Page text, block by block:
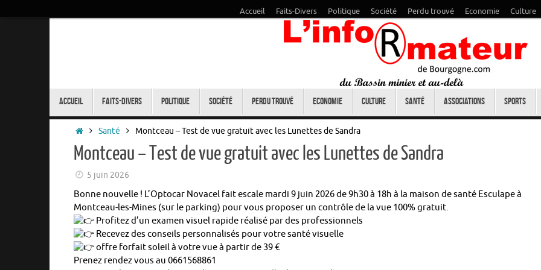
Accueil Faits-Divers Politique Société Perdu trouvé Economie Culture
Accueil Faits-Divers Politique Société Perdu trouvé Economie Culture Santé Associations Sports
Accueil
Santé Montceau – Test de vue gratuit avec les Lunettes de Sandra
Montceau – Test de vue gratuit avec les Lunettes de Sandra
5 juin 2026
Bonne nouvelle ! L’Optocar Novacel fait escale mardi 9 juin 2026 de 9h30 à 18h à la maison de santé Esculape à
Montceau-les-Mines (sur le parking) pour vous proposer un contrôle de la vue 100% gratuit.
Profitez d’un examen visuel rapide réalisé par des professionnels
Recevez des conseils personnalisés pour votre santé visuelle
offre forfait soleil à votre vue à partir de 39 €
Prenez rendez vous au 0661568861